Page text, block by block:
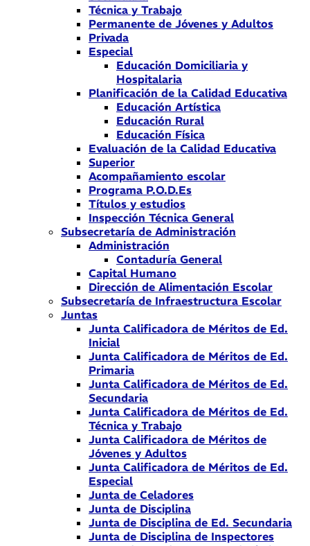
Técnica y Trabajo
Permanente de Jóvenes y Adultos
Privada
Especial
Educación Domiciliaria y
Hospitalaria
Planificación de la Calidad Educativa
Educación Artística
Educación Rural
Educación Física
Evaluación de la Calidad Educativa
Superior
Acompañamiento escolar
Programa P.O.D.Es
Títulos y estudios
Inspección Técnica General
Subsecretaría de Administración
Administración
Contaduría General
Capital Humano
Dirección de Alimentación Escolar
Subsecretaría de Infraestructura Escolar
Juntas
Junta Calificadora de Méritos de Ed.
Inicial
Junta Calificadora de Méritos de Ed.
Primaria
Junta Calificadora de Méritos de Ed.
Secundaria
Junta Calificadora de Méritos de Ed.
Técnica y Trabajo
Junta Calificadora de Méritos de
Jóvenes y Adultos
Junta Calificadora de Méritos de Ed.
Especial
Junta de Celadores
Junta de Disciplina
Junta de Disciplina de Ed. Secundaria
Junta de Disciplina de Inspectores